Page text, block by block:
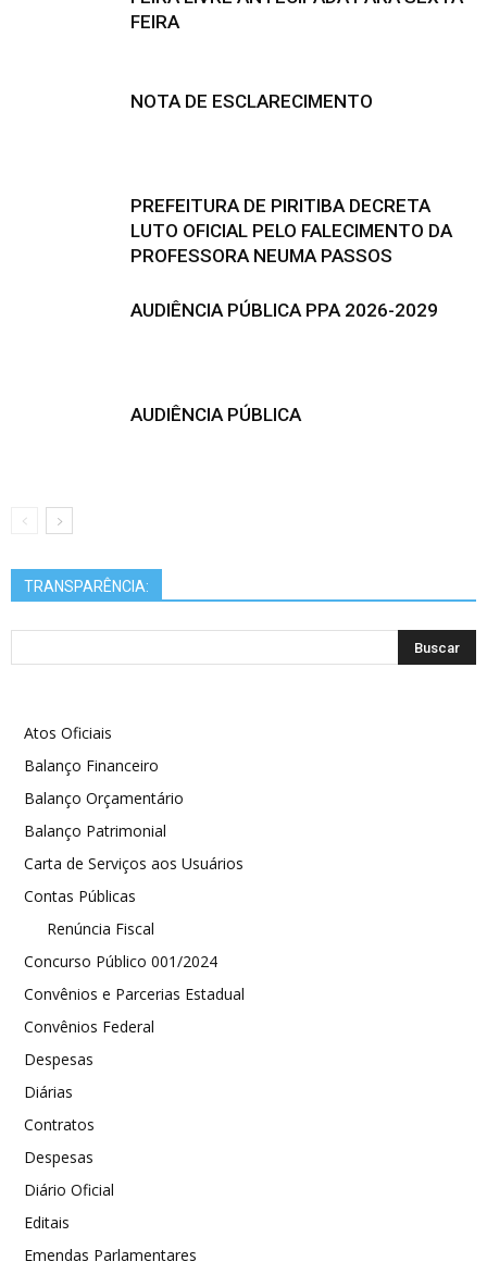
FEIRA
NOTA DE ESCLARECIMENTO
PREFEITURA DE PIRITIBA DECRETA
LUTO OFICIAL PELO FALECIMENTO DA
PROFESSORA NEUMA PASSOS
AUDIÊNCIA PÚBLICA PPA 2026-2029
AUDIÊNCIA PÚBLICA
TRANSPARÊNCIA:
Atos Oficiais
Balanço Financeiro
Balanço Orçamentário
Balanço Patrimonial
Carta de Serviços aos Usuários
Contas Públicas
Renúncia Fiscal
Concurso Público 001/2024
Convênios e Parcerias Estadual
Convênios Federal
Despesas
Diárias
Contratos
Despesas
Diário Oficial
Editais
Emendas Parlamentares